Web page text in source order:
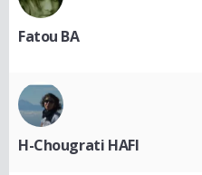
Fatou BA
H-Chougrati HAFI